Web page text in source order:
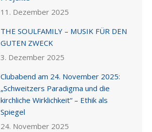
11. Dezember 2025
THE SOULFAMILY – MUSIK FÜR DEN
GUTEN ZWECK
3. Dezember 2025
Clubabend am 24. November 2025:
„Schweitzers Paradigma und die
kirchliche Wirklichkeit“ – Ethik als
Spiegel
24. November 2025